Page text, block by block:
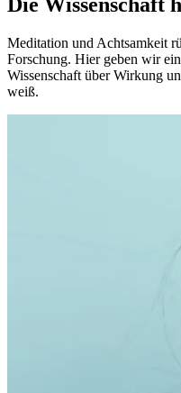
Meditation und Achtsamkeit
Forschung. Hier geben wir
Wissenschaft über Wirkung
weiß.